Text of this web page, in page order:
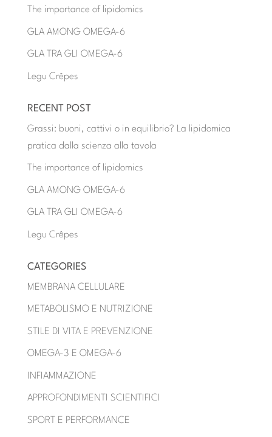
The importance of lipidomics
GLA AMONG OMEGA-6
GLA TRA GLI OMEGA-6
Legu Crêpes
RECENT POST
Grassi: buoni, cattivi o in equilibrio? La lipidomica
pratica dalla scienza alla tavola
The importance of lipidomics
GLA AMONG OMEGA-6
GLA TRA GLI OMEGA-6
Legu Crêpes
CATEGORIES
MEMBRANA CELLULARE
METABOLISMO E NUTRIZIONE
STILE DI VITA E PREVENZIONE
OMEGA-3 E OMEGA-6
INFIAMMAZIONE
APPROFONDIMENTI SCIENTIFICI
SPORT E PERFORMANCE